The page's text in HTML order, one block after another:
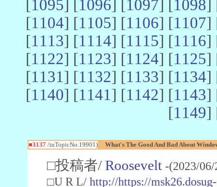
[1095] [1096] [1097] [1098]
[1104] [1105] [1106] [1107]
[1113] [1114] [1115] [1116]
[1122] [1123] [1124] [1125]
[1131] [1132] [1133] [1134]
[1140] [1141] [1142] [1143]
[1149]
■3137/inTopicNo.19901) What's The Good And Bad About
□投稿者/ Roosevelt -(2023/
□U R L/ http://https://